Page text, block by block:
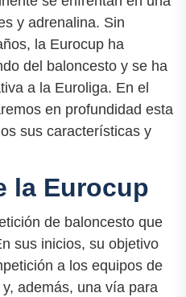
y adrenalina. Sin
la Eurocup ha
del baloncesto y se ha
a la Euroliga. En el
en profundidad esta
sus características y
la Eurocup
de baloncesto que
sus inicios, su objetivo
a los equipos de
además, una vía para